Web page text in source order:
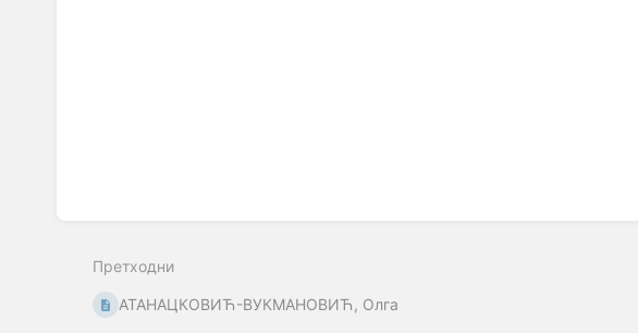
Претходни
АТАНАЦКОВИЋ-ВУКМАНОВИЋ, Олга